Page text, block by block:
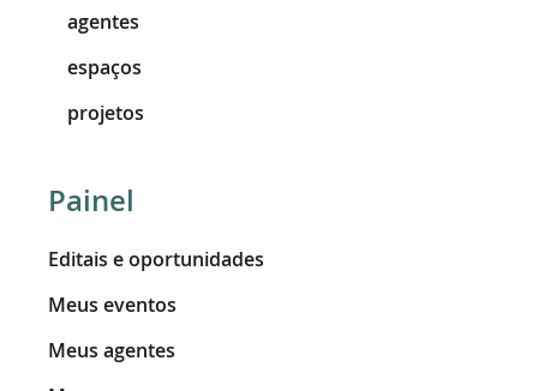
agentes
espaços
projetos
Painel
Editais e oportunidades
Meus eventos
Meus agentes